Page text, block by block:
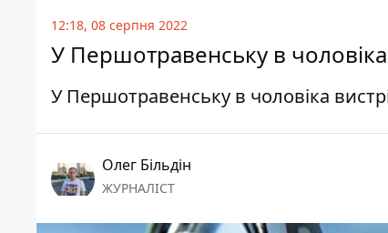
12:18, 08 серпня 2022
У Першотравенську в
У Першотравенську в чоловіка
Олег Більдін
ЖУРНАЛІСТ